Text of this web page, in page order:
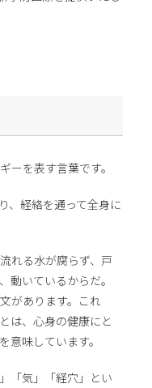
ーを表す言葉です。
、経絡を通って全身に
れる水が腐らず、戸
動いているからだ。
があります。これ
は、心身の健康にと
意味しています。
「気」「経穴」とい